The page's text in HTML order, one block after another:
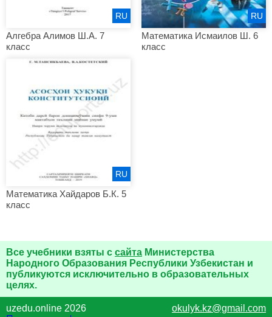
Алгебра Алимов Ш.А. 7
класс
RU
Математика Исмаилов Ш. 6
класс
RU
Математика Хайдаров Б.К. 5
класс
RU
Все учебники взяты с сайта Министерства
Народного Образования Республики Узбекистан и
публикуются исключительно в образовательных
целях.
uzedu.online 2026
okulyk.kz@gmail.com